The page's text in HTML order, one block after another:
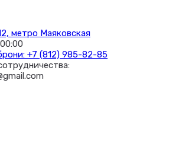
метро Маяковская
+7 (812) 985-82-85